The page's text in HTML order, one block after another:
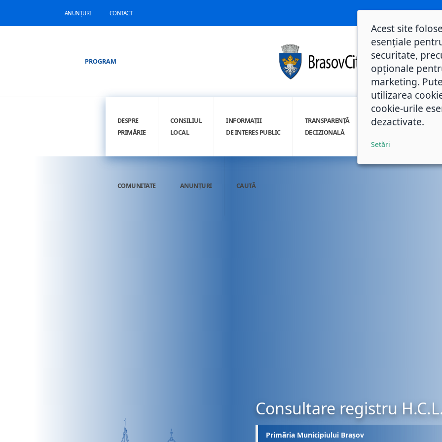
ANUNȚURI CONTACT
PROGRAM
DESPRE
PRIMĂRIE
CONSILIUL
LOCAL
INFORMAȚII
DE INTERES PUBLIC
TRANSPARENȚĂ
DECIZIONALĂ
INTEGRITATE
COMUNITATE ANUNȚURI CAUTĂ
Consultare registru
Primăria Municipiului Brașov
Acest site
esențiale
securitate,
opționale
marketing.
utilizarea
cookie-urile
dezactivate.
Setări